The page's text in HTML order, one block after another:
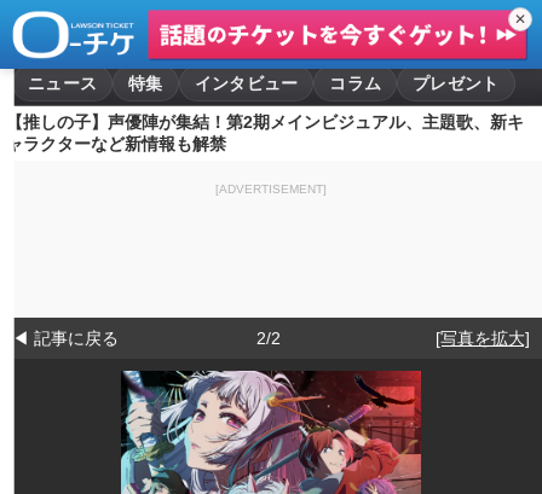
✕
ニュース 特集 インタビュー コラム
プレゼント
【推しの子】声優陣が集結！第2期メインビジュアル、主題歌、新キ
ャラクターなど新情報も解禁
[ADVERTISEMENT]
◀ 記事に戻る 2/2 [写真を拡大]